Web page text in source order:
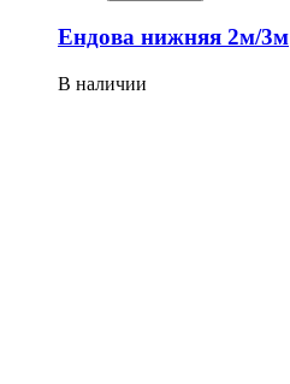
Ендова нижняя 2м/3м
В наличии